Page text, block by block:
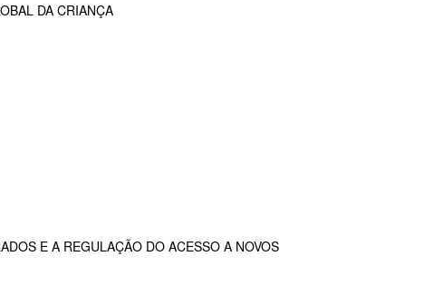
DA CRIANÇA
E A REGULAÇÃO DO ACESSO A NOVOS